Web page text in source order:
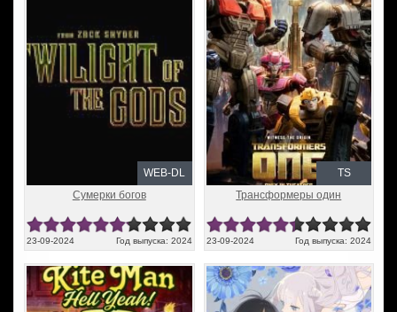
WEB-DL
Сумерки богов
23-09-2024 Год выпуска: 2024
TS
Трансформеры один
23-09-2024 Год выпуска: 2024